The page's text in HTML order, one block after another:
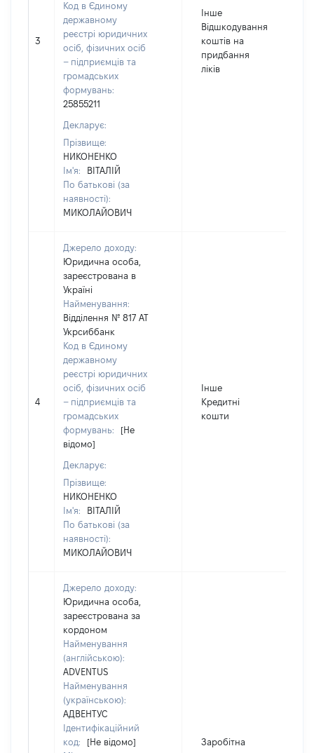
3
Код в Єдиному
державному
реєстрі юридичних
осіб, фізичних осіб
– підприємців та
громадських
формувань:
25855211
Декларує:
Прізвище:
НИКОНЕНКО
Ім'я:
ВІТАЛІЙ
По батькові (за
наявності):
МИКОЛАЙОВИЧ
Інше
Відшкодування
коштів на
придбання
ліків
4
Джерело доходу:
Юридична особа,
зареєстрована в
Україні
Найменування:
Відділення № 817 АТ
Укрсиббанк
Код в Єдиному
державному
реєстрі юридичних
осіб, фізичних осіб
– підприємців та
громадських
формувань:
[Не
відомо]
Декларує:
Прізвище:
НИКОНЕНКО
Ім'я:
ВІТАЛІЙ
По батькові (за
наявності):
МИКОЛАЙОВИЧ
Інше
Кредитні
кошти
Джерело доходу:
Юридична особа,
зареєстрована за
кордоном
Найменування
(англійською):
ADVENTUS
Найменування
(українською):
АДВЕНТУС
Ідентифікаційний
код:
[Не відомо]
Заробітна